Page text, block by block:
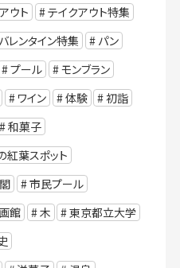
ウト
テイクアウト特集
バレンタイン特集
パン
プール
モンブラン
ワイン 体験
初詣
和菓子
紅葉スポット
市民プール
館 木
東京都立大学